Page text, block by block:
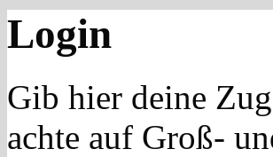
Login
Gib hier deine
achte auf Groß-